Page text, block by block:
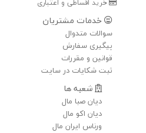
خرید اقساطی و اعتباری
خدمات مشتریان
سوالات متدوال
پیگیری سفارش
قوانین و مقررات
ثبت شکایات در سایت
شعبه ها
دیان صبا مال
دیان اکو مال
ورناس ایران مال